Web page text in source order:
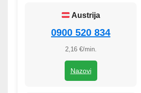
Austrija
0900 520 834
2,16 €/min.
Nazovi